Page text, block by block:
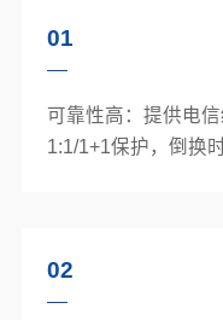
01
可靠性高：提供电
1:1/1+1保护，倒换
02